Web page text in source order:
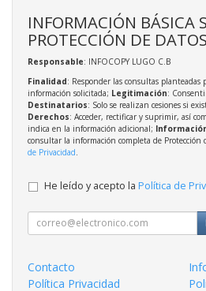
INFORMACIÓN BÁSICA
PROTECCIÓN DE DATOS
Responsable: INFOCOPY LUGO C.B
Finalidad: Responder las consultas
información solicitada; Legitimación:
Destinatarios: Solo se realizan cesiones si
Derechos: Acceder, rectificar y suprimir, así
indica en la información adicional;
consultar la información completa de Protección
de Privacidad
He leído y acepto la Política de
Contacto
Política Privacidad